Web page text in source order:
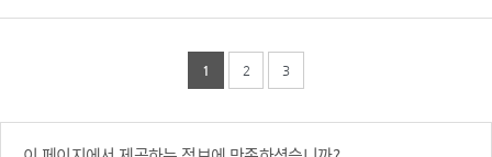
1 2 3